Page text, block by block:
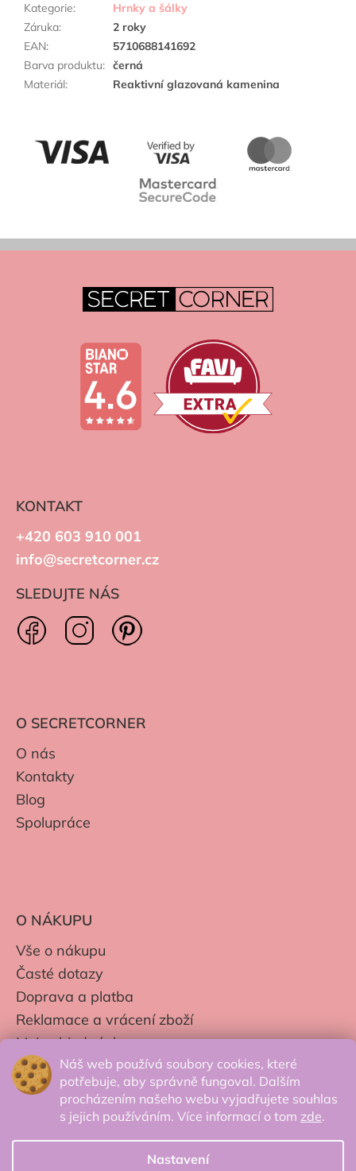
Náš web používá soubory cookies, které
potřebuje, aby správně fungoval. Dalším
procházením našeho webu vyjadřujete souhlas
s jejich používáním. Více informací o tom zde.
Nastavení
Kategorie:
Hrnky a šálky
Záruka:
2 roky
EAN:
5710688141692
Barva produktu: černá
Materiál: Reaktivní glazovaná kamenina
KONTAKT
+420 603 910 001
info@secretcorner.cz
SLEDUJTE NÁS
O SECRETCORNER
O nás
Kontakty
Blog
Spolupráce
O NÁKUPU
Vše o nákupu
Časté dotazy
Doprava a platba
Reklamace a vrácení zboží
Moje objednávky
Obchodní podmínky
Zpracování os. údajů